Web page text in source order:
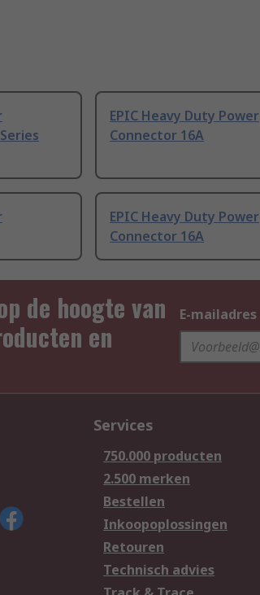
EPIC Heavy Duty Power
Connector 16A
EPIC Heavy Duty Power
Connector 16A
de hoogte van
en
E-mailadres
Services
750.000 producten
2.500 merken
Bestellen
Inkoopoplossingen
Retouren
Technisch advies